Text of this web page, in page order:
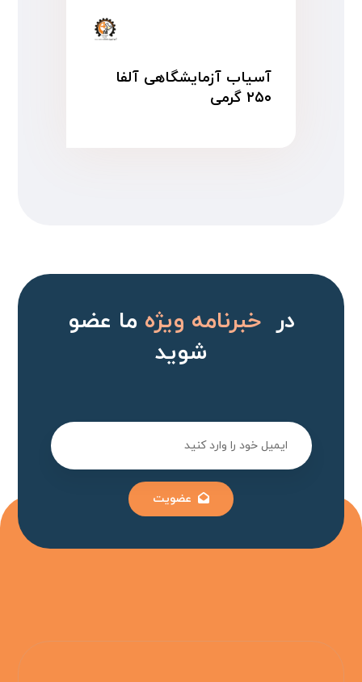
آسیاب آزمایشگاهی آلفا
۲۵۰ گرمی
درخبرنامه ویژهما عضو
شوید
عضویت